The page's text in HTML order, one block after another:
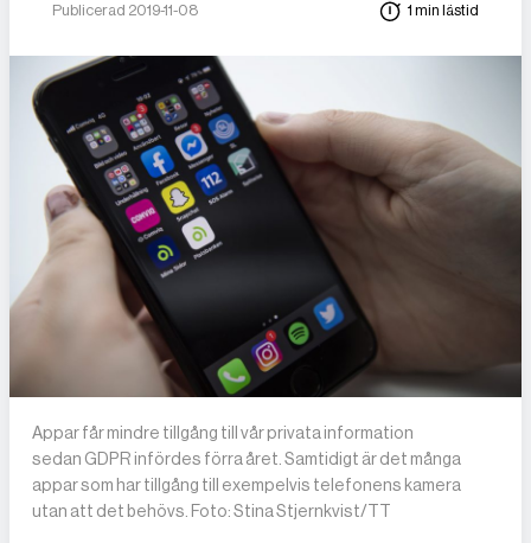
Publicerad 2019-11-08 1 min lästid
Appar får mindre tillgång till vår privata information
sedan GDPR infördes förra året. Samtidigt är det många
appar som har tillgång till exempelvis telefonens kamera
utan att det behövs. Foto: Stina Stjernkvist/TT